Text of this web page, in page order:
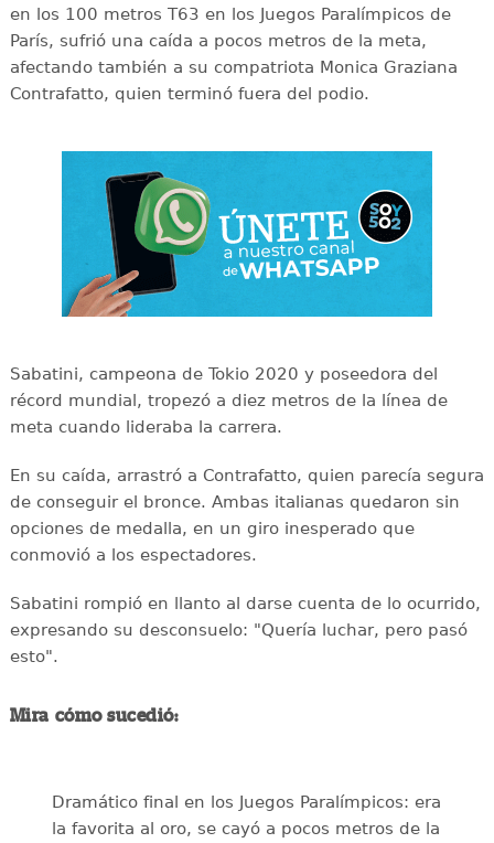
en los 100 metros T63 en los Juegos Paralímpicos de
París, sufrió una caída a pocos metros de la meta,
afectando también a su compatriota Monica Graziana
Contrafatto, quien terminó fuera del podio.
Sabatini, campeona de Tokio 2020 y poseedora del
récord mundial, tropezó a diez metros de la línea de
meta cuando lideraba la carrera.
En su caída, arrastró a Contrafatto, quien parecía segura
de conseguir el bronce. Ambas italianas quedaron sin
opciones de medalla, en un giro inesperado que
conmovió a los espectadores.
Sabatini rompió en llanto al darse cuenta de lo ocurrido,
expresando su desconsuelo: "Quería luchar, pero pasó
esto".
Mira cómo sucedió:
Dramático final en los Juegos Paralímpicos: era
la favorita al oro, se cayó a pocos metros de la